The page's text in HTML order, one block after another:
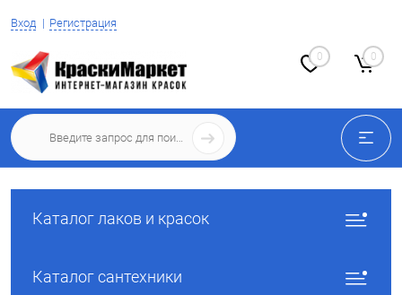
Вход Регистрация
0 0
Каталог лаков и красок
Каталог сантехники